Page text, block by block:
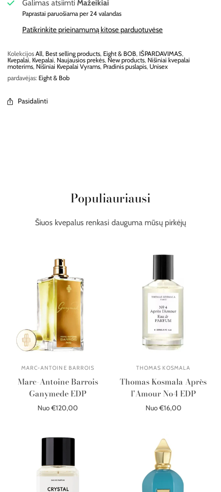
Galimas atsiimtiMažeikiai
Paprastai paruošiama per 24 valandas
Patikrinkite prieinamumą kitose parduotuvėse
KolekcijosAll, Best selling products, Eight & BOB, IŠPARDAVIMAS,
Kvepalai, Kvepalai, Naujausios prekės, New products, Nišiniai kvepalai
moterims, Nišiniai Kvepalai Vyrams, Pradinis puslapis, Unisex
pardavėjas: Eight & Bob
Pasidalinti
Populiauriausi
Šiuos kvepalus renkasi dauguma mūsų pirkėjų
MARC-ANTOINE BARROIS
Marc-Antoine Barrois
Ganymede EDP
Nuo €120,00
THOMAS KOSMALA
Thomas Kosmala Après
l’Amour No4 EDP
Nuo €16,00